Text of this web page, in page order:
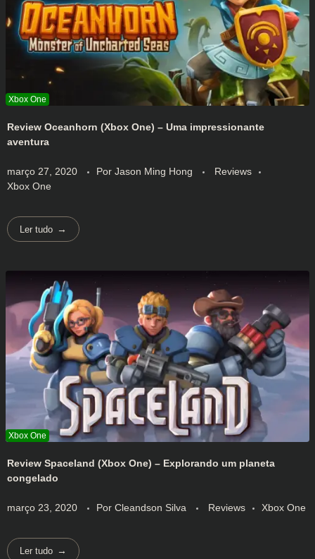
Review Oceanhorn (Xbox One) – Uma impressionante
aventura
março 27, 2020 Por Jason Ming Hong
Reviews
Xbox One
Ler tudo
Review Spaceland (Xbox One) – Explorando um planeta
congelado
março 23, 2020 Por Cleandson Silva Reviews Xbox One
Ler tudo